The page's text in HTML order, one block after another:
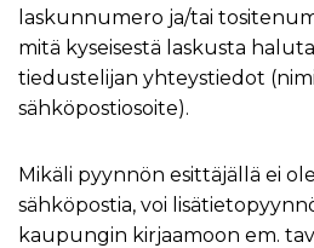
laskunnumero ja/tai
mitä kyseisestä laskusta
tiedustelijan yhteystiedot
sähköpostiosoite).
Mikäli pyynnön esittäjällä ei
sähköpostia, voi
kaupungin kirjaamoon em.